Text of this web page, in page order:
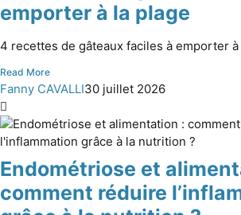
emporter à la plage
4 recettes de gâteaux faciles à emporter à
Read More
Fanny CAVALLI30 juillet 2026
Endométriose et
comment réduire